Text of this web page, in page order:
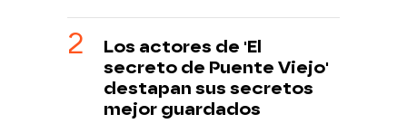
Los actores de 'El
secreto de Puente Viejo'
destapan sus secretos
mejor guardados